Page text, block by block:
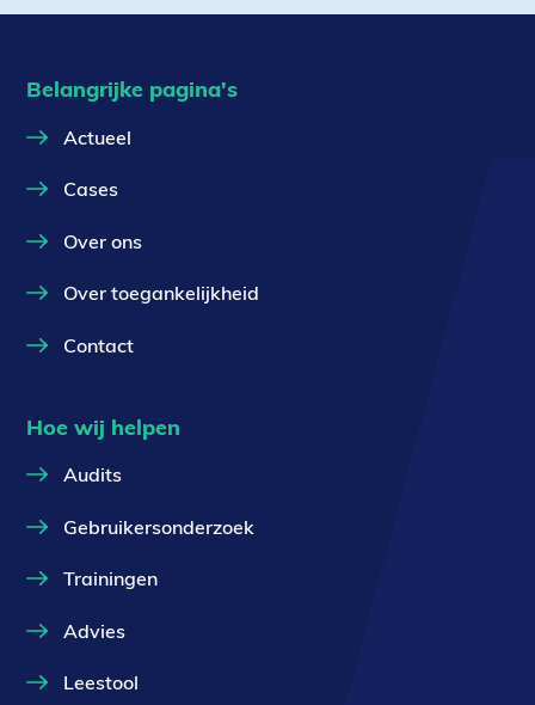
Belangrijke pagina's
Actueel
Cases
Over ons
Over toegankelijkheid
Contact
Hoe wij helpen
Audits
Gebruikersonderzoek
Trainingen
Advies
Leestool